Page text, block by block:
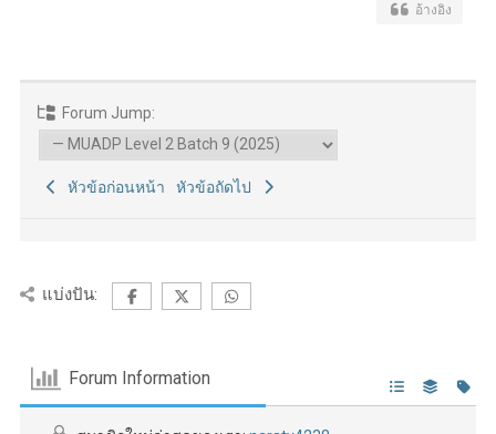
อ้างอิง
Forum Jump:
หัวข้อก่อนหน้า หัวข้อถัดไป
แบ่งปัน:
Forum Information